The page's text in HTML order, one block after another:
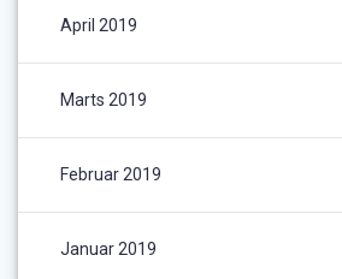
April 2019
Marts 2019
Februar 2019
Januar 2019